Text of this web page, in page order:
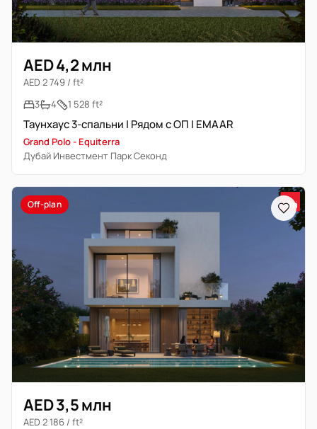
AED 4,2 млн
AED 2 749 / ft²
3
4 1 528 ft²
Таунхаус 3-спальни | Рядом с ОП | EMAAR
Grand Polo - Equiterra
Дубай Инвестмент Парк Секонд
Off-plan
AED 3,5 млн
AED 2 186 / ft²